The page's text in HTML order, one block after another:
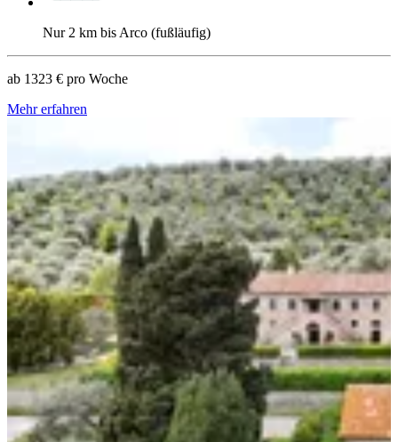
Nur 2 km bis Arco (fußläufig)
ab 1323 € pro Woche
Mehr erfahren